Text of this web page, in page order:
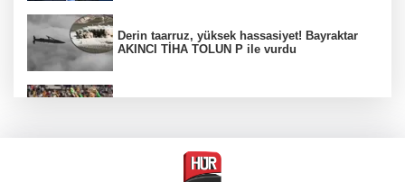
Derin taarruz, yüksek hassasiyet! Bayraktar
AKINCI TİHA TOLUN P ile vurdu
Bölgesel güvenlik için kritik adım! Mekke